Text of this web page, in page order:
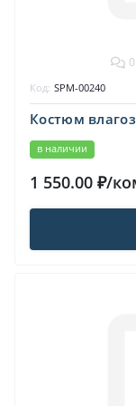
0
Костюм
в наличии
Код: SPM-00240
1 550.00 ₽/